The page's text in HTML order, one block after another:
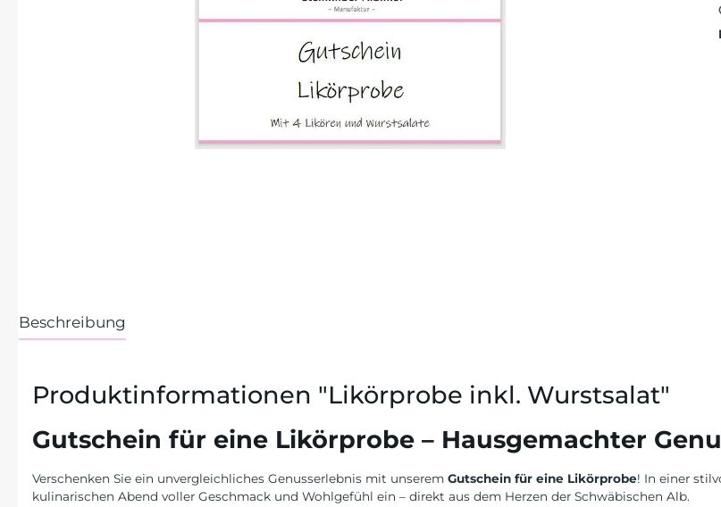
Beschreibung
Produktinformationen "Likörprobe inkl. Wurstsalat"
Gutschein für eine Likörprobe – Hausgemachter
Verschenken Sie ein unvergleichliches Genusserlebnis mit unserem Gutschein für eine Likörprobe! In einer
kulinarischen Abend voller Geschmack und Wohlgefühl ein – direkt aus dem Herzen der Schwäbischen Alb.